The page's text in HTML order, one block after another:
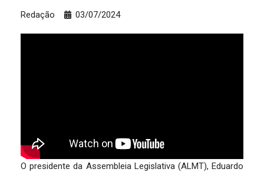
Redação 03/07/2024
O presidente da Assembleia Legislativa (ALMT), Eduardo